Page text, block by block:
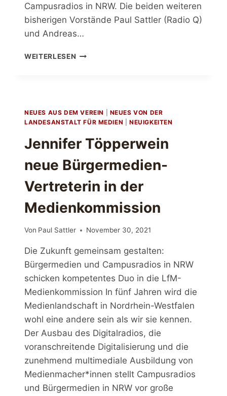
Campusradios in NRW. Die beiden weiteren
bisherigen Vorstände Paul Sattler (Radio Q)
und Andreas…
WEITERLESEN VINCENT
NEUES AUS DEM VEREIN
NEUES VON DER
LANDESANSTALT FÜR MEDIEN |NEUIGKEITEN
Jennifer Töpperwein
neue Bürgermedien-
Vertreterin in der
Medienkommission
Von Paul Sattler November 30, 2021
Die Zukunft gemeinsam gestalten:
Bürgermedien und Campusradios in NRW
schicken kompetentes Duo in die LfM-
Medienkommission In fünf Jahren wird die
Medienlandschaft in Nordrhein-Westfalen
wohl eine andere sein als wir sie kennen.
Der Ausbau des Digitalradios, die
voranschreitende Digitalisierung und die
zunehmend multimediale Ausbildung von
Medienmacher*innen stellt Campusradios
und Bürgermedien in NRW vor große